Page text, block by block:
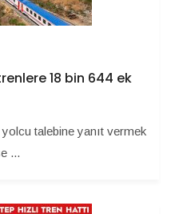
18 bin 644 ek
talebine yanıt vermek
...